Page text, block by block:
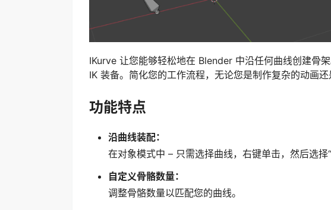
IKurve 让您能够轻松地在 Blender 中沿任何曲线创建骨
IK 装备。简化您的工作流程，无论您是制作复杂的动画还
功能特点
沿曲线装配：
在对象模式中 – 只需选择曲线，右键单击，然后选择“
自定义骨骼数量：
调整骨骼数量以匹配您的曲线。